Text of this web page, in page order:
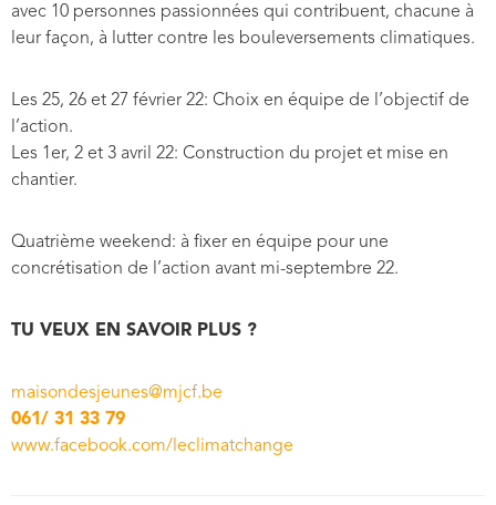
avec 10 personnes passionnées qui contribuent, chacune à
leur façon, à lutter contre les bouleversements climatiques.
Les 25, 26 et 27 février 22: Choix en équipe de l’objectif de
l’action.
Les 1er, 2 et 3 avril 22: Construction du projet et mise en
chantier.
Quatrième weekend: à fixer en équipe pour une
concrétisation de l’action avant mi-septembre 22.
TU VEUX EN SAVOIR PLUS ?
maisondesjeunes@mjcf.be
061/ 31 33 79
www.facebook.com/leclimatchange